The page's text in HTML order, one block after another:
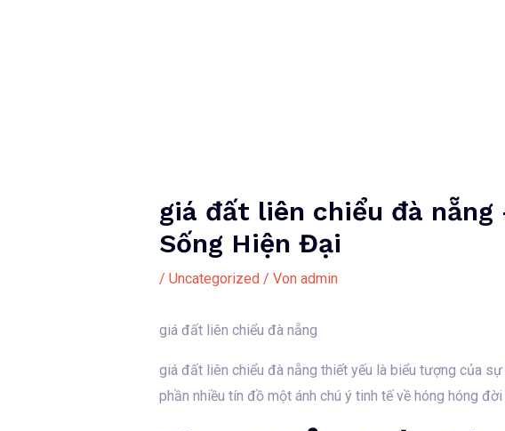
giá đất liên chiểu đà nẵng
Sống Hiện Đại
/ Uncategorized / Von admin
giá đất liên chiểu đà nẵng
giá đất liên chiểu đà nẵng thiết yếu là biểu tượng của
phần nhiều tín đồ một ánh chú ý tinh tế về hóng hóng